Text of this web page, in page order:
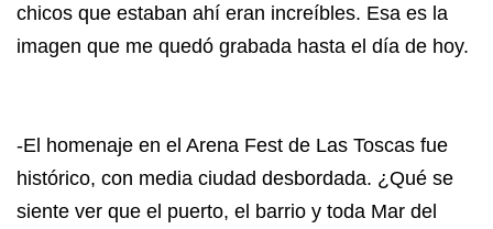
chicos que estaban ahí eran increíbles. Esa es la
imagen que me quedó grabada hasta el día de hoy.
-El homenaje en el Arena Fest de Las Toscas fue
histórico, con media ciudad desbordada. ¿Qué se
siente ver que el puerto, el barrio y toda Mar del